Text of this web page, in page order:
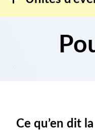
Ce qu’en dit